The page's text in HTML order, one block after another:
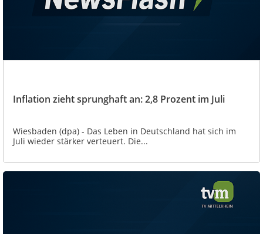
Inflation zieht sprunghaft an: 2,8 Prozent im Juli
Wiesbaden (dpa) - Das Leben in Deutschland hat sich im
Juli wieder stärker verteuert. Die...